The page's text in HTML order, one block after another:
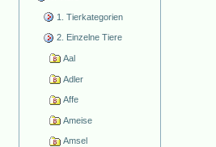
1. Tierkategorien
2. Einzelne Tiere
Aal
Adler
Affe
Ameise
Amsel